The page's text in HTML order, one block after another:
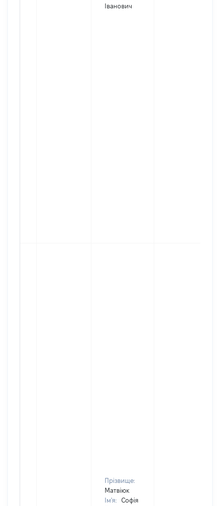
Іванович
Прізвище:
Матвіюк
Ім'я:
Софія